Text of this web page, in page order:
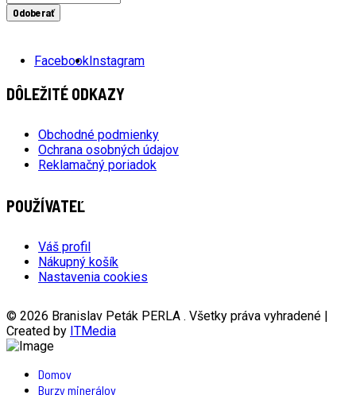
Odoberať
Facebook Instagram
DÔLEŽITÉ ODKAZY
Obchodné podmienky
Ochrana osobných údajov
Reklamačný poriadok
POUŽÍVATEĽ
Váš profil
Nákupný košík
Nastavenia cookies
© 2026 Branislav Peták PERLA . Všetky práva vyhradené |
Created by ITMedia
Domov
Burzy minerálov